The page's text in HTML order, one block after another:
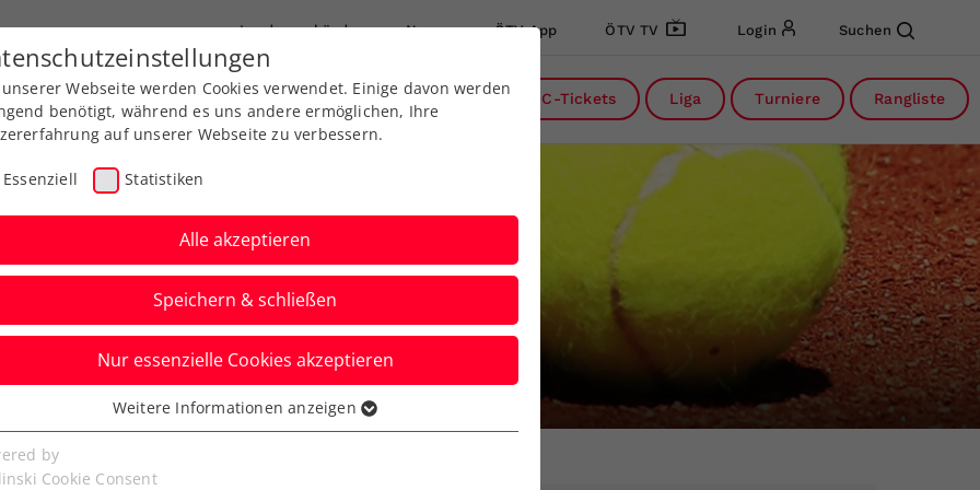
Landesverbände News ÖTV App ÖTV TV Login Suchen
Ausbildung Services Über uns DC-Tickets Liga Turniere Rangliste
Aktuelle News
Webseite werden Cookies verwendet. Einige davon werden
benötigt, während es uns andere ermöglichen, Ihre
auf unserer Webseite zu verbessern.
Essenziell Statistiken
Alle akzeptieren
Speichern & schließen
Nur essenzielle Cookies akzeptieren
Cookies werden für grundlegende Funktionen der
benötigt. Dadurch ist gewährleistet, dass die Webseite
Weitere Informationen anzeigen
by
Cookie Consent